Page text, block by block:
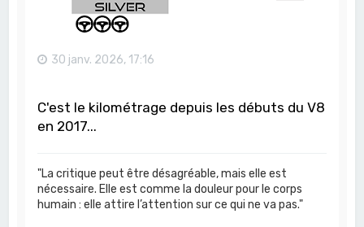
30 janv. 2026, 17:16
C'est le kilométrage depuis les débuts du V8
en 2017...
"La critique peut être désagréable, mais elle est
nécessaire. Elle est comme la douleur pour le corps
humain : elle attire l’attention sur ce qui ne va pas."